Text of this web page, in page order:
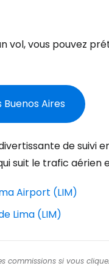
vol, vous pouvez
Aires
de suivi
suit le trafic aérien
Airport (LIM)
Lima (LIM)
commissions si vous
Poursuivre